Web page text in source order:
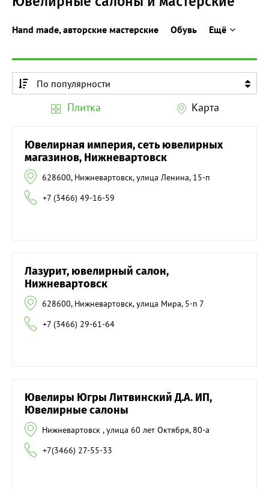
Hand made, авторские мастерские Обувь Ещё
По популярности
По алфавиту
Плитка Карта
Ювелирная империя, сеть ювелирных
магазинов, Нижневартовск
628600, Нижневартовск, улица Ленина, 15-п
+7 (3466) 49-16-59
Лазурит, ювелирный салон,
Нижневартовск
628600, Нижневартовск, улица Мира, 5-п 7
+7 (3466) 29-61-64
Ювелиры Югры Литвинский Д.А. ИП,
Ювелирные салоны
Нижневартовск , улица 60 лет Октября, 80-а
+7(3466) 27-55-33